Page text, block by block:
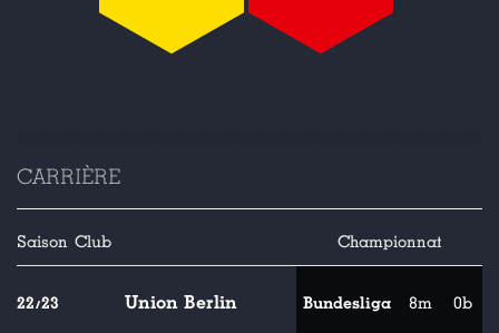
CARRIÈRE
Saison Club Championnat
22/23 Union Berlin Bundesliga 8m 0b